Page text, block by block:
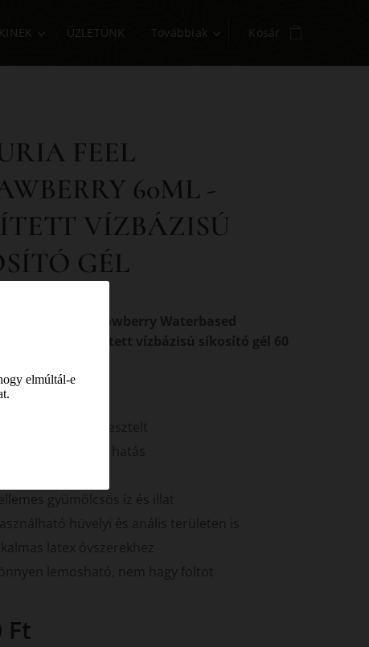
elmúltál-e
ÜZLETÜNK Továbbiak Kosár
FEEL
60ML -
VÍZBÁZISÚ
GÉL
Ft